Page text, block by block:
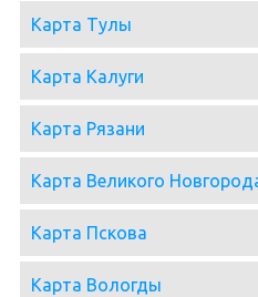
Карта Тулы
Карта Калуги
Карта Рязани
Карта Великого
Карта Пскова
Карта Вологды